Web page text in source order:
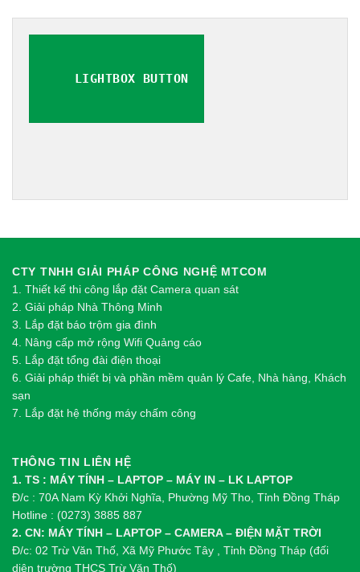
LIGHTBOX BUTTON
CTY TNHH GIẢI PHÁP CÔNG NGHỆ MTCOM
1. Thiết kế thi công lắp đặt Camera quan sát
2. Giải pháp Nhà Thông Minh
3. Lắp đặt báo trộm gia đình
4. Nâng cấp mở rộng Wifi Quảng cáo
5. Lắp đặt tổng đài điện thoại
6. Giải pháp thiết bị và phần mềm quản lý Cafe, Nhà hàng, Khách
sạn
7. Lắp đặt hệ thống máy chấm công
THÔNG TIN LIÊN HỆ
1. TS : MÁY TÍNH – LAPTOP – MÁY IN – LK LAPTOP
Đ/c : 70A Nam Kỳ Khởi Nghĩa, Phường Mỹ Tho, Tỉnh Đồng Tháp
Hotline : (0273) 3885 887
2. CN: MÁY TÍNH – LAPTOP – CAMERA – ĐIỆN MẶT TRỜI
Đ/c: 02 Trừ Văn Thố, Xã Mỹ Phước Tây , Tỉnh Đồng Tháp (đối
diện trường THCS Trừ Văn Thố)